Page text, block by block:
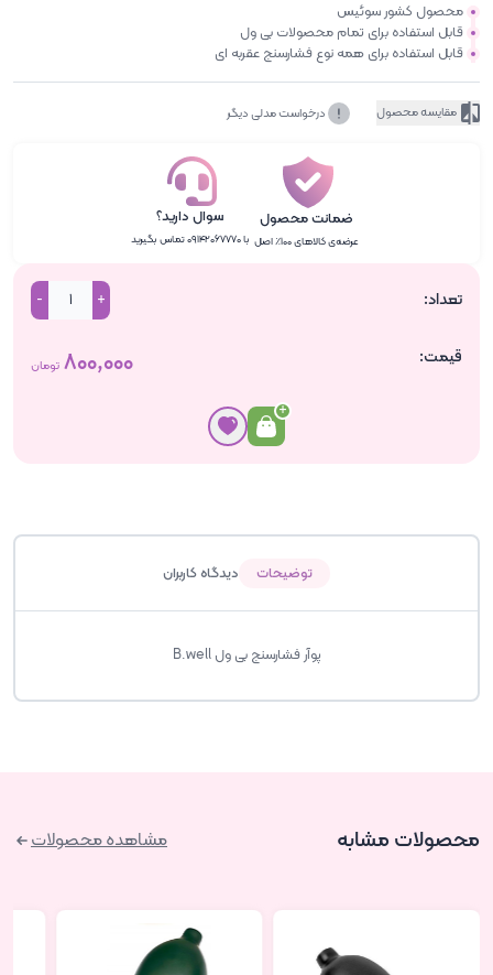
محصول کشور سوئیس
قابل استفاده برای تمام محصولات بی ول
قابل استفاده برای همه نوع فشارسنج عقربه ای
مقایسه محصول درخواست مدلی دیگر
ضمانت محصول
عرضه‌ی کالاهای ۱۰۰٪ اصل
سوال دارید؟
با ۰۹۱۴۲۰۶۷۷۷۰ تماس بگیرید
تعداد: +
-
قیمت: ۸۰۰٬۰۰۰ تومان
توضیحات دیدگاه کاربران
پوآر فشارسنج بی ول B.well
محصولات مشابه مشاهده محصولات